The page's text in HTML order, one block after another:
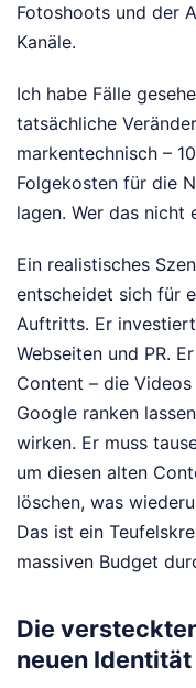
Fotoshoots und der
Kanäle.
Ich habe Fälle
tatsächliche
markentechnisch –
Folgekosten für die
lagen. Wer das nicht
Ein realistisches
entscheidet sich für
Auftritts. Er
Webseiten und PR.
Content – die
Google ranken
wirken. Er muss
um diesen alten
löschen, was
Das ist ein
massiven Budget
Die
neuen Identität